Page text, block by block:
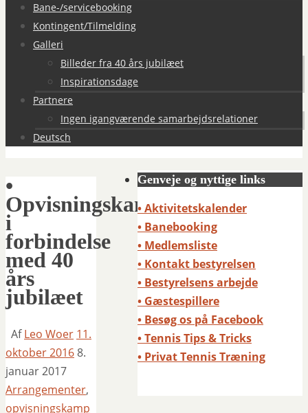
Bane-/servicebooking
Kontingent/Tilmelding
Galleri
Billeder fra 40 års jubilæet
Inspirationsdage
Partnere
Ingen igangværende samarbejdsrelationer
Deutsch
•
Opvisningskamp
i
forbindelse
med 40
års
jubilæet
AfLeo Woer 11.
oktober 20168.
januar 2017
Arrangementer,
opvisningskamp
Genveje og nyttige links
• Aktivitetskalender
• Banebooking
• Medlemsliste
• Kontakt bestyrelsen
• Bestyrelsens arbejde
• Gæstespillere
• Besøg os på Facebook
• Tennis Tips & Tricks
• Privat Tennis Træning